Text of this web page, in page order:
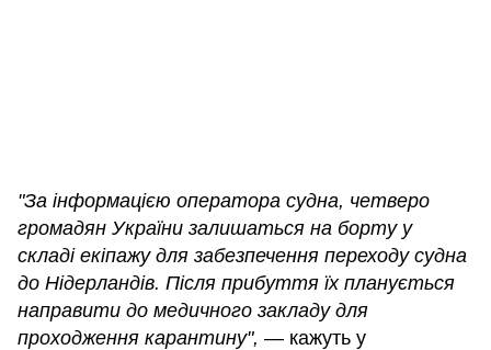
"За інформацією оператора судна, четверо
громадян України залишаться на борту у
складі екіпажу для забезпечення переходу судна
до Нідерландів. Після прибуття їх планується
направити до медичного закладу для
проходження карантину", — кажуть у